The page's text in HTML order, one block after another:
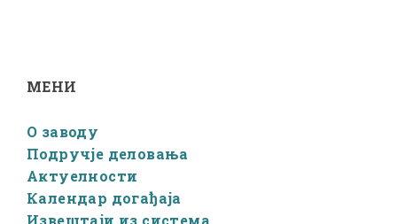
МЕНИ
О заводу
Подручје деловања
Актуелности
Календар догађаја
Извештаји из система